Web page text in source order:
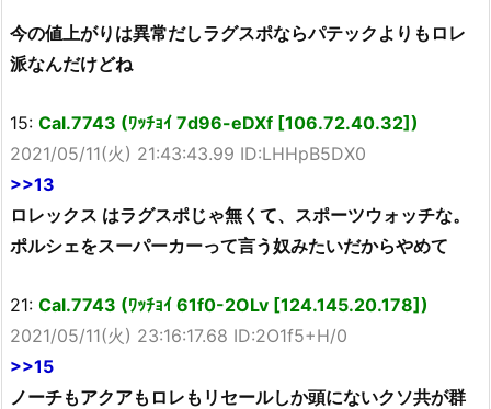
今の値上がりは異常だしラグスポならパテックよりもロレ
派なんだけどね
15: Cal.7743 (ﾜｯﾁｮｲ 7d96-eDXf [106.72.40.32])
2021/05/11(火) 21:43:43.99 ID:LHHpB5DX0
>>13
ロレックス はラグスポじゃ無くて、スポーツウォッチな。
ポルシェをスーパーカーって言う奴みたいだからやめて
21: Cal.7743 (ﾜｯﾁｮｲ 61f0-2OLv [124.145.20.178])
2021/05/11(火) 23:16:17.68 ID:2O1f5+H/0
>>15
ノーチもアクアもロレもリセールしか頭にないクソ共が群